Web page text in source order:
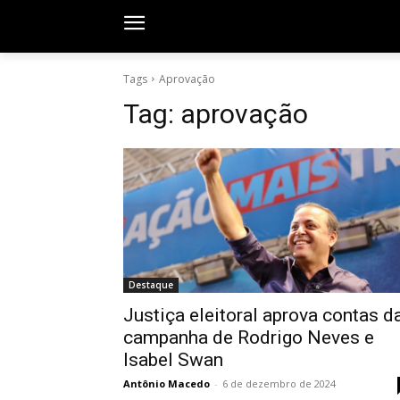
Tags Aprovação
Tag: aprovação
Destaque
Justiça eleitoral aprova contas
campanha de Rodrigo Neves e
Isabel Swan
Antônio Macedo - 6 de dezembro de 2024